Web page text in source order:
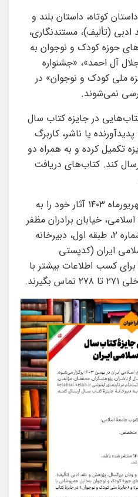
کوتاه، داستان بلند و
(تألیف)، مستندنگاری،
حوزه کودک و نوجوان به
آل احمد»، «جشنواره
ملی کودک و نوجوان» در
نمی‌شوند.
در جایزه کتاب سال
یا ناشر، کاربرگ
تکمیل کرده و به همراه دو
کند. کتاب‌های دریافت
متقاضیان می‌توانند تا ۳۱ شهریورماه ۱۴۰۳ آثار خود را به
خیابان برادران مظفر
جنوبی، کوچه خواجه‌نصیر، شماره ۲، طبقه اول، دبیرخانه
ایران (کدپستی
یا برای کسب اطلاعات بیشتر با